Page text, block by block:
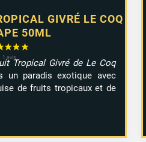
GIVRÉ LE COQ
50ML
Tropical Givré de Le Coq
un paradis exotique avec
de fruits tropicaux et de